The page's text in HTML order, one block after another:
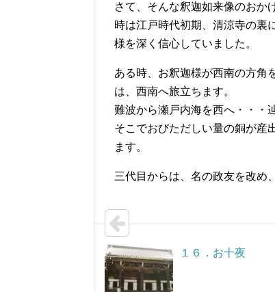
さて、そんな釈迦如来像のおか
時は江戸時代初期、清涼寺の裏
様を深く信心していました。
ある時、お釈迦様が西南の方角
は、西南へ旅立ちます。
難波から瀬戸内海を西へ・・・
そこでおびただしい量の銅が産
ます。
三代目からは、名の政友を改め、
１６．お十夜